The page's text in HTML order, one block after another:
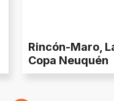
Rincón-Maro,
Copa Neuquén